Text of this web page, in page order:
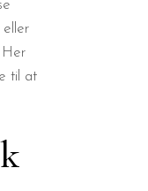
eller
Her
til at